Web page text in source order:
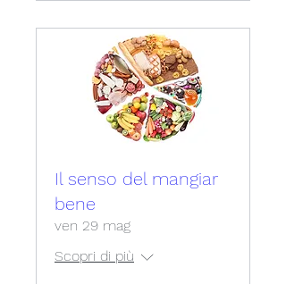
Il senso del mangiar
bene
ven 29 mag
Scopri di più